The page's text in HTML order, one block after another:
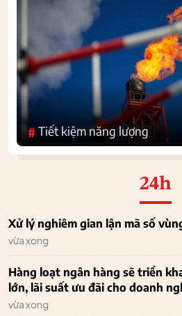
#Tiết kiệm năng lượng
24h
Xử lý nghiêm gian lận mã số
vừa xong
Hàng loạt ngân hàng sẽ triển
lớn, lãi suất ưu đãi cho doanh
vừa xong